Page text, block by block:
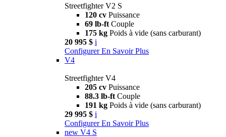
Streetfighter V2 S
120 cv Puissance
69 lb-ft Couple
175 kg Poids à vide (sans carburant)
20 995 $ i
Configurer En Savoir Plus
V4
Streetfighter V4
205 cv Puissance
88.3 lb-ft Couple
191 kg Poids à vide (sans carburant)
29 995 $ i
Configurer En Savoir Plus
new V4 S